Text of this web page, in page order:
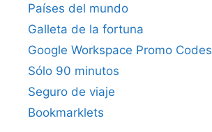
Países del mundo
Galleta de la fortuna
Google Workspace Promo Codes
Sólo 90 minutos
Seguro de viaje
Bookmarklets